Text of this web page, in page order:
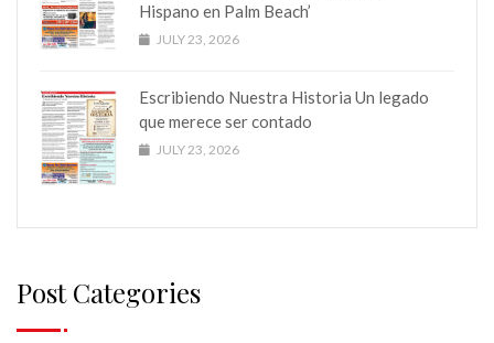
Hispano en Palm Beach’
JULY 23, 2026
Escribiendo Nuestra Historia Un legado
que merece ser contado
JULY 23, 2026
Post Categories